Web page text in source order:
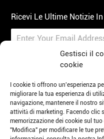
Ricevi Le Ultime Notizie
Tel: 86 19951100272
Aggiungi: Parco
Gestisci il
cookie
I cookie ti offrono un'esperienza
migliorare la tua esperienza di
navigazione, mantenere il nostro
attività di marketing. Facendo clic
memorizzazione dei cookie sul
"Modifica" per modificare le tue